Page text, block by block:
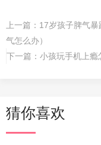
上一篇： 17岁孩子脾气
气怎么办）
下一篇： 小孩玩手机上瘾
猜你喜欢